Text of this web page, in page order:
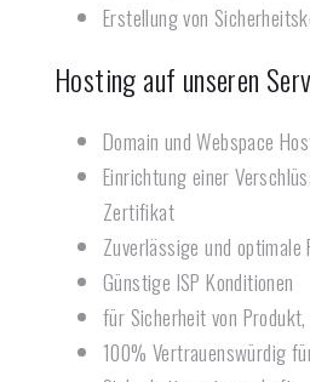
Erstellung von
Hosting auf unseren
Domain und Webspace
Einrichtung einer
Zertifikat
Zuverlässige und optimale
Günstige ISP Konditionen
für Sicherheit von
100% Vertrauenswürdig